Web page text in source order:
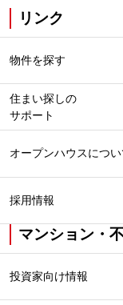
リンク
物件を探す
住まい探しの
サポート
オープンハウスについ
採用情報
マンション・
投資家向け情報